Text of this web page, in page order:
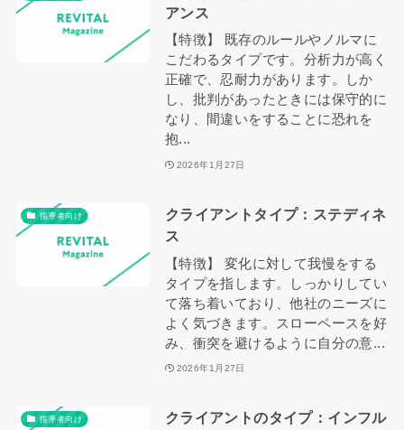
アンス
【特徴】 既存のルールやノルマに
こだわるタイプです。分析力が高く
正確で、忍耐力があります。しか
し、批判があったときには保守的に
なり、間違いをすることに恐れを
抱...
2026年1月27日
指導者向け
クライアントタイプ：ステディネ
ス
【特徴】 変化に対して我慢をする
タイプを指します。しっかりしてい
て落ち着いており、他社のニーズに
よく気づきます。スローペースを好
み、衝突を避けるように自分の意...
2026年1月27日
指導者向け
クライアントのタイプ：インフル